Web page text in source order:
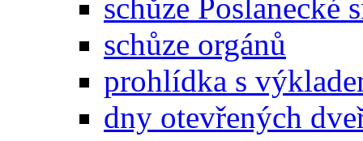
schůze Poslanecké
schůze orgánů
prohlídka s
dny otevřených